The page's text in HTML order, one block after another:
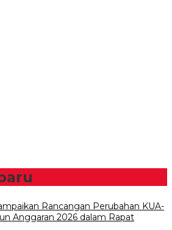
Rancangan Perubahan KUA-
Anggaran 2026 dalam Rapat